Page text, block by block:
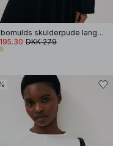
Blød bomulds skulderpude langærmet T-shirt
DKK 279